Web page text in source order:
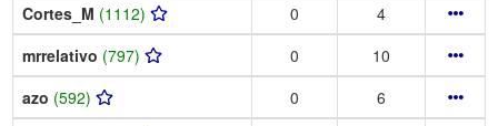
Cortes_M (1112) 0
4
mrrelativo (797) 0
10
azo (592) 0
6